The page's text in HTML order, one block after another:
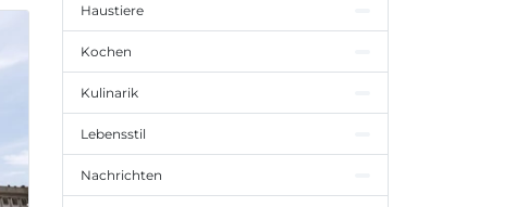
Haustiere
Kochen
Kulinarik
Lebensstil
Nachrichten